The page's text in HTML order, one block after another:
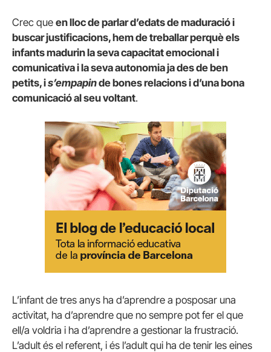
Crec que en lloc de parlar d’edats de maduració i
buscar justificacions, hem de treballar perquè els
infants madurin la seva capacitat emocional i
comunicativa i la seva autonomia ja des de ben
petits, is’empapinde bones relacions i d’una bona
comunicació al seu voltant.
L’infant de tres anys ha d’aprendre a posposar una
activitat, ha d’aprendre que no sempre pot fer el que
ell/a voldria i ha d’aprendre a gestionar la frustració.
L’adult és el referent, i és l’adult qui ha de tenir les eines